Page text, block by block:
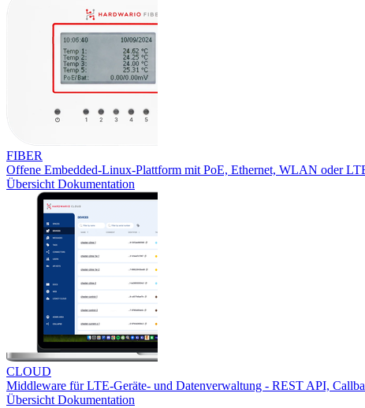
FIBER
Offene Embedded-Linux-Plattform mit PoE, Ethernet, WLAN oder
Übersicht Dokumentation
CLOUD
Middleware für LTE-Geräte- und Datenverwaltung - REST API,
Übersicht Dokumentation